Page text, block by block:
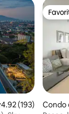
4.92 (193)
Condo